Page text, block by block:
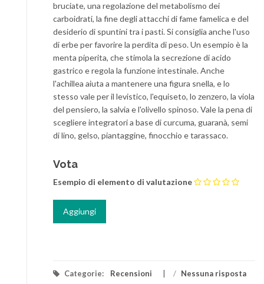
bruciate, una regolazione del metabolismo dei
carboidrati, la fine degli attacchi di fame famelica e del
desiderio di spuntini tra i pasti. Si consiglia anche l'uso
di erbe per favorire la perdita di peso. Un esempio è la
menta piperita, che stimola la secrezione di acido
gastrico e regola la funzione intestinale. Anche
l'achillea aiuta a mantenere una figura snella, e lo
stesso vale per il levistico, l'equiseto, lo zenzero, la viola
del pensiero, la salvia e l'olivello spinoso. Vale la pena di
scegliere integratori a base di curcuma, guaranà, semi
di lino, gelso, piantaggine, finocchio e tarassaco.
Vota
Esempio di elemento di valutazione
Categorie: Recensioni / Nessuna risposta